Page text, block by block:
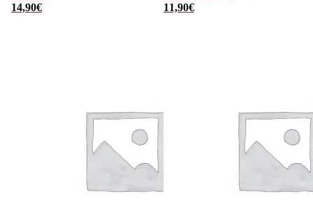
personnalisée –
14,90€
personnalisé –
11,90€